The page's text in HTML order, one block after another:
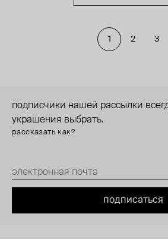
1 2 3
подписчики нашей рассылки
украшения выбрать.
рассказать как?
подписаться